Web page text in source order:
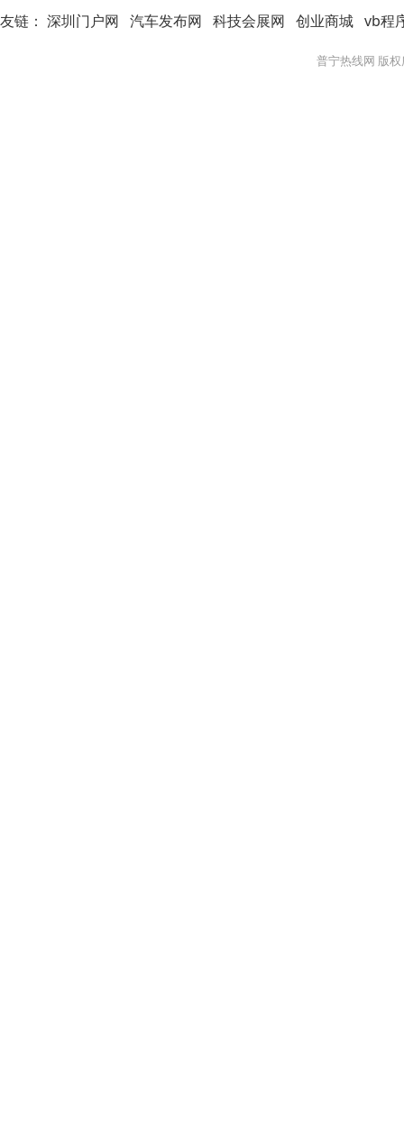
友链： 深圳门户网 汽车发布网 科技会展网 创业商城 vb程
普宁热线网 版